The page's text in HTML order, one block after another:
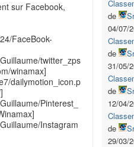
sur Facebook,
FaceBook-
twitter_zps
winamax]
dailymotion_icon.p
Pinterest_
Instagram
de
04/07/
de
31/05/
de
12/04/
de
29/03/